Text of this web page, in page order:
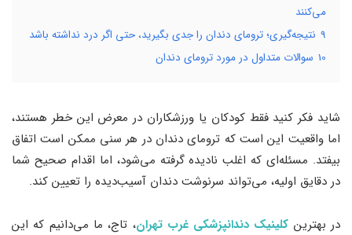
می‌کنند
9 نتیجه‌گیری؛ ترومای دندان را جدی بگیرید، حتی اگر درد نداشته باشد
10 سوالات متداول در مورد ترومای دندان
شاید فکر کنید فقط کودکان یا ورزشکاران در معرض این خطر هستند،
اما واقعیت این است که ترومای دندان در هر سنی ممکن است اتفاق
بیفتد. مسئله‌ای که اغلب نادیده گرفته می‌شود، اما اقدام صحیح شما
در دقایق اولیه، می‌تواند سرنوشت دندان آسیب‌دیده را تعیین کند.
در بهترین کلینیک دندانپزشکی غرب تهران، تاج، ما می‌دانیم که این